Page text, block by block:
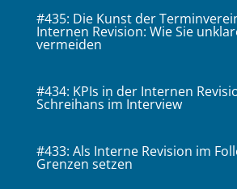
#435: Die Kunst der
Internen Revision: Wie Sie
vermeiden
#434: KPIs in der Internen
Schreihans im Interview
#433: Als Interne Revision im
Grenzen setzen